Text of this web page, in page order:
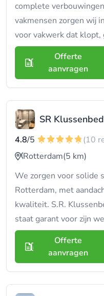
complete
vakmensen zorgen wij
voor vakwerk dat klopt,
Offerte
aanvragen
SR
4.8/5
(10
Rotterdam(5 km)
We zorgen voor solide
Rotterdam, met
kwaliteit. S.R.
staat garant voor zijn
Offerte
aanvragen